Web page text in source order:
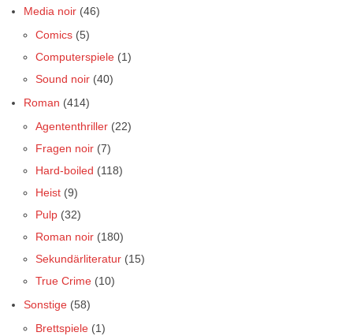
Media noir (46)
Comics (5)
Computerspiele (1)
Sound noir (40)
Roman (414)
Agententhriller (22)
Fragen noir (7)
Hard-boiled (118)
Heist (9)
Pulp (32)
Roman noir (180)
Sekundärliteratur (15)
True Crime (10)
Sonstige (58)
Brettspiele (1)